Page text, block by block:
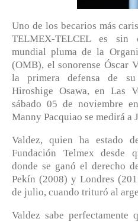
Uno de los becarios más
TELMEX-TELCEL es sin
mundial pluma de la
(OMB), el sonorense Óscar
la primera defensa de
Hiroshige Osawa, en Las
sábado 05 de noviembre
Manny Pacquiao se medirá a
Valdez, quien ha estado
Fundación Telmex desde
donde se ganó el derecho
Pekín (2008) y Londres
de julio, cuando trituró al
Valdez sabe perfectamente